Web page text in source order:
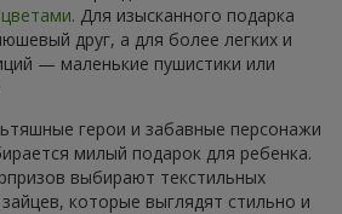
. Для изысканного подарка
друг, а для более легких и
— маленькие пушистики или
герои и забавные персонажи
милый подарок для ребенка.
выбирают текстильных
которые выглядят стильно и